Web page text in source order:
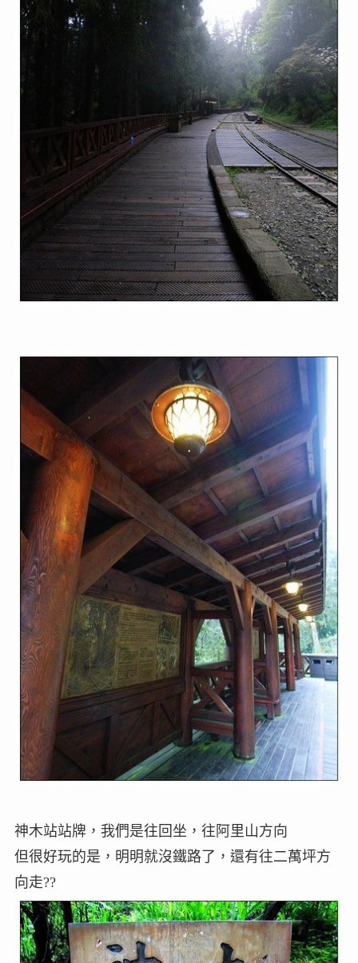
神木站站牌，我們是往回坐，往阿里山方向
但很好玩的是，明明就沒鐵路了，還有往二萬坪方
向走??